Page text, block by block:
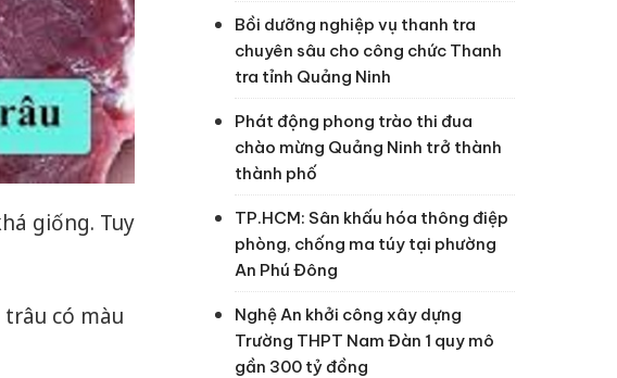
giống. Tuy
có màu
Bồi dưỡng nghiệp vụ thanh tra
chuyên sâu cho công chức Thanh
tra tỉnh Quảng Ninh
Phát động phong trào thi đua
chào mừng Quảng Ninh trở thành
thành phố
TP.HCM: Sân khấu hóa thông điệp
phòng, chống ma túy tại phường
An Phú Đông
Nghệ An khởi công xây dựng
Trường THPT Nam Đàn 1 quy mô
gần 300 tỷ đồng